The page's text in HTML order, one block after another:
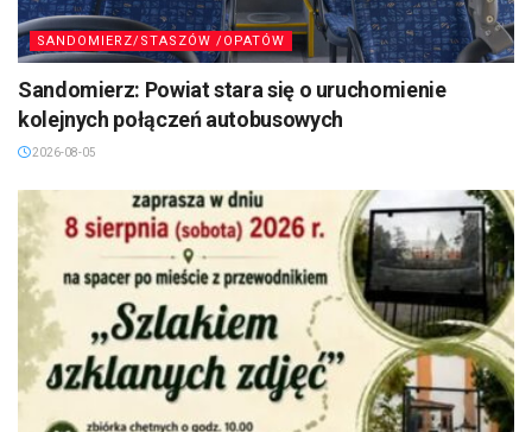
SANDOMIERZ/STASZÓW /OPATÓW
Sandomierz: Powiat stara się o uruchomienie
kolejnych połączeń autobusowych
2026-08-05